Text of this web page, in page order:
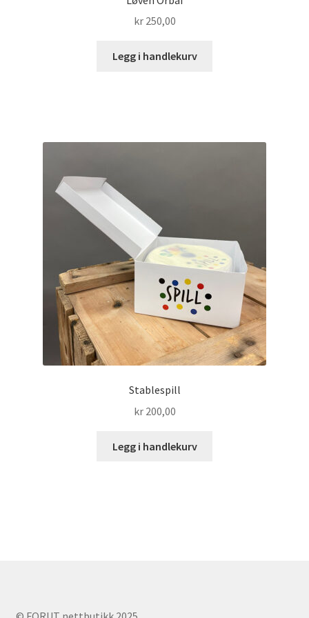
kr250,00
Legg i handlekurv
Stablespill
kr200,00
Legg i handlekurv